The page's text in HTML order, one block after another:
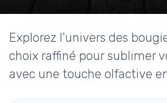
Explorez l'univers des
choix raffiné pour sublimer
avec une touche olfactive